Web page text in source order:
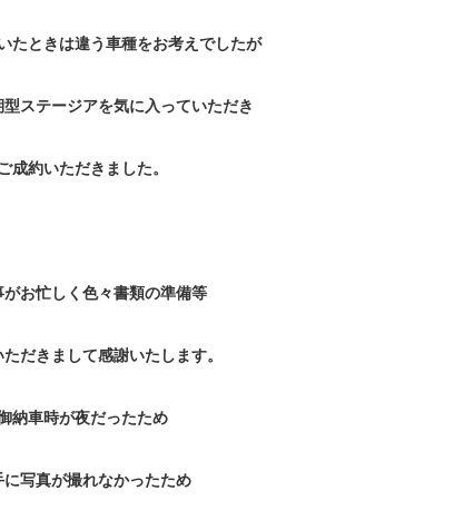
たときは違う車種をお考えでしたが
ステージアを気に入っていただき
成約いただきました。
がお忙しく色々書類の準備等
だきまして感謝いたします。
納車時が夜だったため
に写真が撮れなかったため